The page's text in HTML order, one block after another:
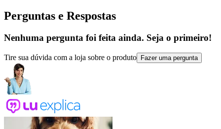
Perguntas e Respostas
Nenhuma pergunta foi feita ainda. Seja o primeiro!
Tire sua dúvida com a loja sobre o produto Fazer uma pergunta